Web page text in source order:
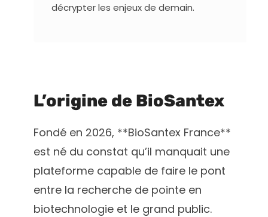
décrypter les enjeux de demain.
L’origine de BioSantex
Fondé en 2026, **BioSantex France**
est né du constat qu’il manquait une
plateforme capable de faire le pont
entre la recherche de pointe en
biotechnologie et le grand public.